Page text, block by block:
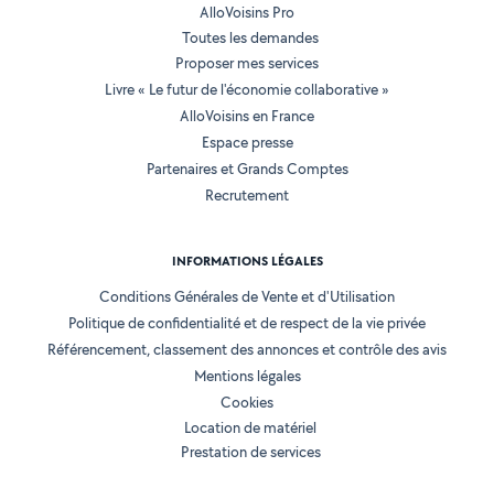
AlloVoisins Pro
Toutes les demandes
Proposer mes services
Livre « Le futur de l'économie collaborative »
AlloVoisins en France
Espace presse
Partenaires et Grands Comptes
Recrutement
INFORMATIONS LÉGALES
Conditions Générales de Vente et d'Utilisation
Politique de confidentialité et de respect de la vie privée
Référencement, classement des annonces et contrôle des avis
Mentions légales
Cookies
Location de matériel
Prestation de services